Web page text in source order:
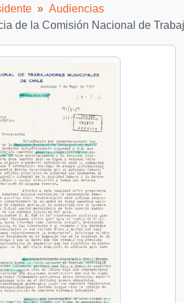
Audiencias
de la Comisión Nacional de